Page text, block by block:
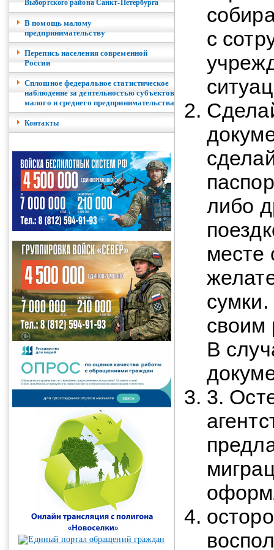
Выборгского района Санкт-Петербурга
В помощь малому
предпринимательству
Перепись населения современной
России
Сплошное федеральное статистическое
наблюдение за деятельностью субъектов
малого и среднего предпринимательства
Контакты
с
либо
месте
сумки.
своим
В
3.